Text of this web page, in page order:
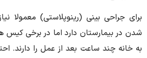
برای جراحی بینی (رینوپلاستی) معمولا
شدن در بیمارستان دارد اما در برخی کیس
به خانه چند ساعت بعد از عمل را دارند.